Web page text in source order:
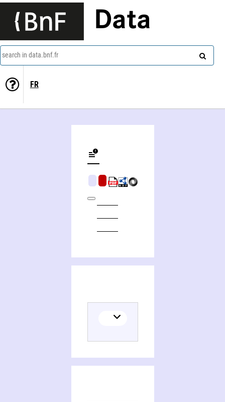
Data
search in data.bnf.fr
FR